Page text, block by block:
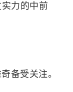
力的中前
备受关注。